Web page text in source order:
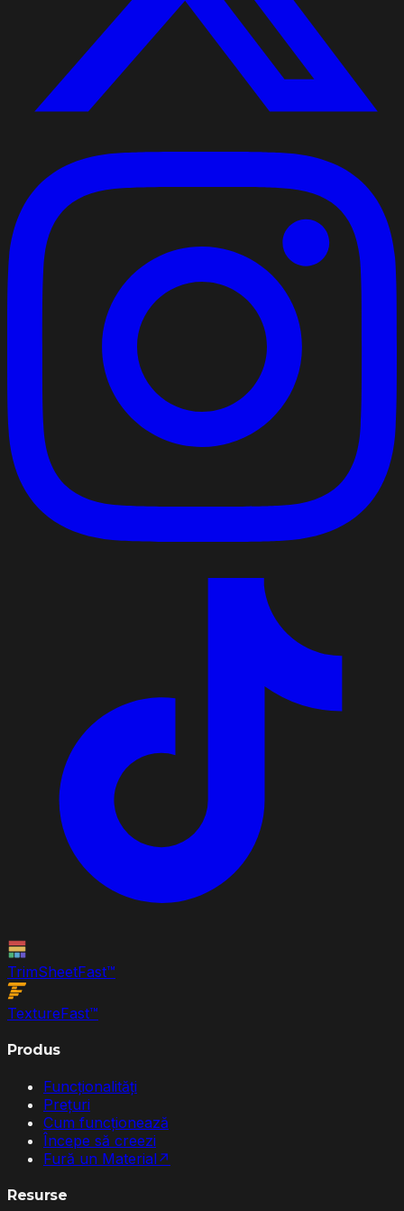
TrimSheetFast™
TextureFast™
Produs
Funcționalități
Prețuri
Cum funcționează
Începe să creezi
Fură un Material↗
Resurse